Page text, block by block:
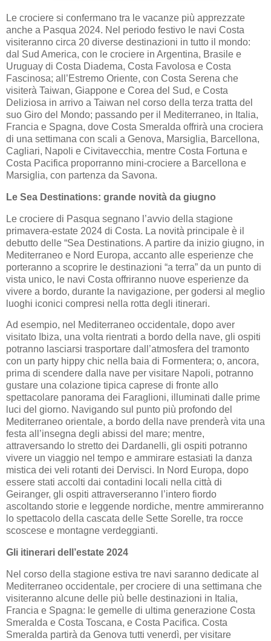
Le crociere si confermano tra le vacanze più apprezzate
anche a Pasqua 2024. Nel periodo festivo le navi Costa
visiteranno circa 20 diverse destinazioni in tutto il mondo:
dal Sud America, con le crociere in Argentina, Brasile e
Uruguay di Costa Diadema, Costa Favolosa e Costa
Fascinosa; all’Estremo Oriente, con Costa Serena che
visiterà Taiwan, Giappone e Corea del Sud, e Costa
Deliziosa in arrivo a Taiwan nel corso della terza tratta del
suo Giro del Mondo; passando per il Mediterraneo, in Italia,
Francia e Spagna, dove Costa Smeralda offrirà una crociera
di una settimana con scali a Genova, Marsiglia, Barcellona,
Cagliari, Napoli e Civitavecchia, mentre Costa Fortuna e
Costa Pacifica proporranno mini-crociere a Barcellona e
Marsiglia, con partenza da Savona.
Le Sea Destinations: grande novità da giugno
Le crociere di Pasqua segnano l’avvio della stagione
primavera-estate 2024 di Costa. La novità principale è il
debutto delle “Sea Destinations. A partire da inizio giugno, in
Mediterraneo e Nord Europa, accanto alle esperienze che
porteranno a scoprire le destinazioni “a terra” da un punto di
vista unico, le navi Costa offriranno nuove esperienze da
vivere a bordo, durante la navigazione, per godersi al meglio
luoghi iconici compresi nella rotta degli itinerari.
Ad esempio, nel Mediterraneo occidentale, dopo aver
visitato Ibiza, una volta rientrati a bordo della nave, gli ospiti
potranno lasciarsi trasportare dall’atmosfera del tramonto
con un party hippy chic nella baia di Formentera; o, ancora,
prima di scendere dalla nave per visitare Napoli, potranno
gustare una colazione tipica caprese di fronte allo
spettacolare panorama dei Faraglioni, illuminati dalle prime
luci del giorno. Navigando sul punto più profondo del
Mediterraneo orientale, a bordo della nave prenderà vita una
festa all’insegna degli abissi del mare; mentre,
attraversando lo stretto dei Dardanelli, gli ospiti potranno
vivere un viaggio nel tempo e ammirare estasiati la danza
mistica dei veli rotanti dei Dervisci. In Nord Europa, dopo
essere stati accolti dai contadini locali nella città di
Geiranger, gli ospiti attraverseranno l’intero fiordo
ascoltando storie e leggende nordiche, mentre ammireranno
lo spettacolo della cascata delle Sette Sorelle, tra rocce
scoscese e montagne verdeggianti.
Gli itinerari dell’estate 2024
Nel corso della stagione estiva tre navi saranno dedicate al
Mediterraneo occidentale, per crociere di una settimana che
visiteranno alcune delle più belle destinazioni in Italia,
Francia e Spagna: le gemelle di ultima generazione Costa
Smeralda e Costa Toscana, e Costa Pacifica. Costa
Smeralda partirà da Genova tutti venerdì, per visitare